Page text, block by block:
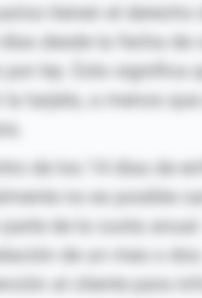
tienen el derecho
desde la fecha de
ley. Esto significa
la tarjeta, a menos
de los 14 días de
no es posible
de la cuota
de un mes o
al cliente para